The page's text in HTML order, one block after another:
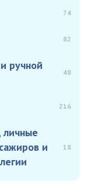
74
82
ручной
48
216
личные
и
18